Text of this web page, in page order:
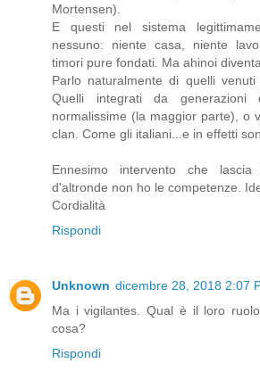
Mortensen).
E questi nel sistema
nessuno: niente casa, niente
timori pure fondati. Ma ahinoi
Parlo naturalmente di quelli
Quelli integrati da generazioni
normalissime (la maggior parte), o
clan. Come gli italiani...e in effetti
Ennesimo intervento che
d'altronde non ho le competenze.
Cordialità
Rispondi
Unknown dicembre 28, 2018 2:07
Ma i vigilantes. Qual è il loro
cosa?
Rispondi